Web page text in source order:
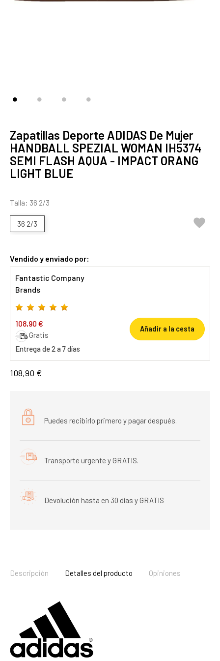
Zapatillas Deporte ADIDAS De Mujer
HANDBALL SPEZIAL WOMAN IH5374
SEMI FLASH AQUA - IMPACT ORANG
LIGHT BLUE
Talla: 36 2/3
36 2/3 
Vendido y enviado por:
Fantastic Company
Brands
108,90 €
Gratis
Entrega de 2 a 7 días
Añadir a la cesta
108,90 €
Puedes recibirlo primero y pagar después.
Transporte urgente y GRATIS.
Devolución hasta en 30 días y GRATIS
Descripción Detalles del producto Opiniones